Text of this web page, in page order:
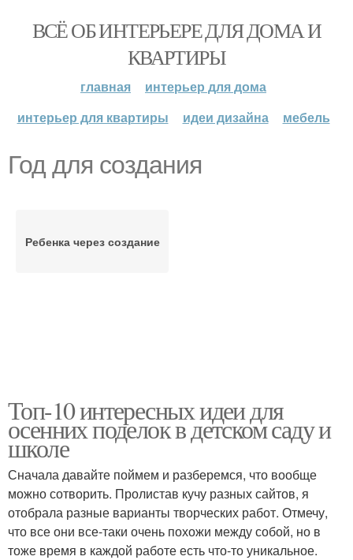
ВСЁ ОБ ИНТЕРЬЕРЕ ДЛЯ ДОМА И
КВАРТИРЫ
главная
интерьер для дома
интерьер для квартиры
идеи дизайна мебель
Год для создания
Ребенка через создание
Топ-10 интересных идеи для
осенних поделок в детском саду и
школе
Сначала давайте поймем и разберемся, что вообще
можно сотворить. Пролистав кучу разных сайтов, я
отобрала разные варианты творческих работ. Отмечу,
что все они все-таки очень похожи между собой, но в
тоже время в каждой работе есть что-то уникальное.